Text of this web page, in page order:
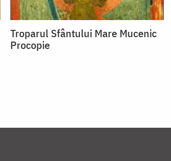
Troparul Sfântului Mare Mucenic
Procopie